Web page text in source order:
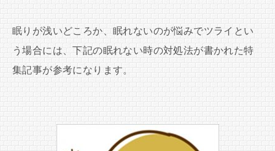
眠りが浅いどころか、眠れないのが悩みでツライとい
う場合には、下記の眠れない時の対処法が書かれた特
集記事が参考になります。